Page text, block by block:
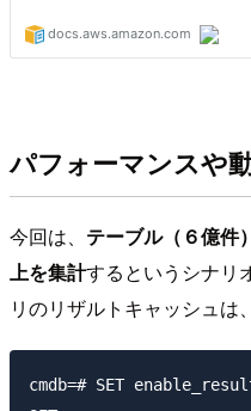
パフォーマンスや
今回は、 テーブル（６億件
上を集計するというシナリ
リのリザルトキャッシュは
cmdb=# SET